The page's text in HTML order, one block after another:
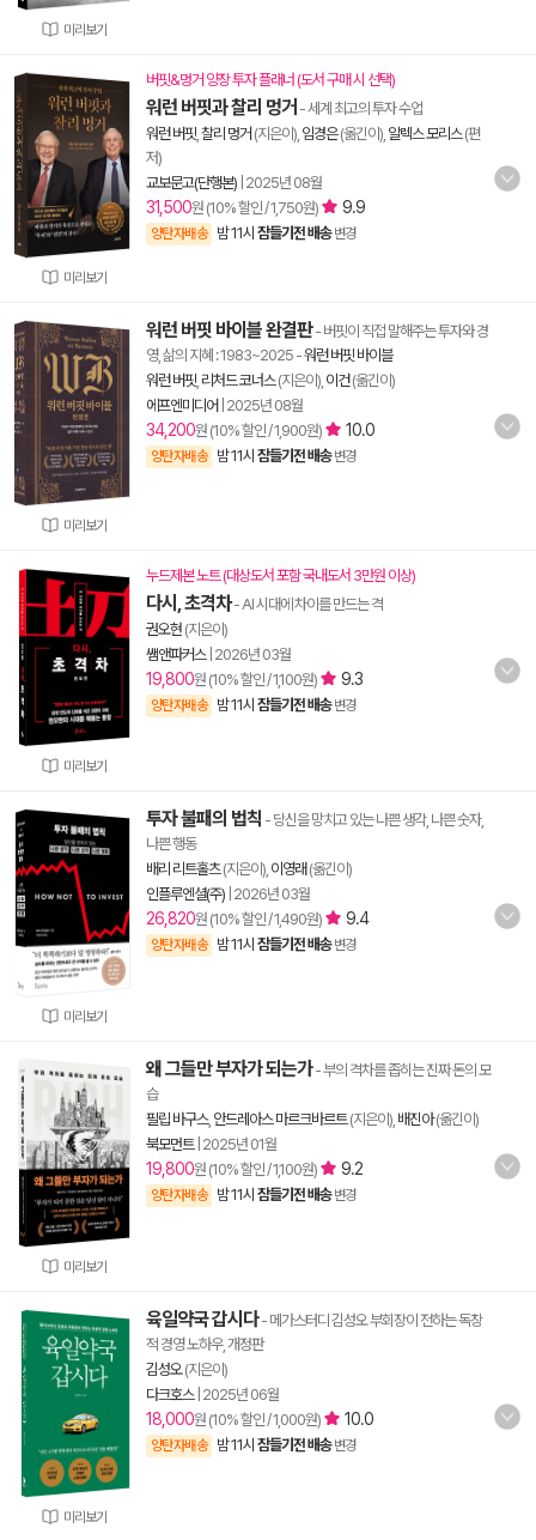
미리보기
미리보기
버핏&멍거 양장 투자 플래너 (도서 구매 시 선택)
워런 버핏과 찰리 멍거 - 세계 최고의 투자 수업
워런 버핏 찰리 멍거 (지은이), 임경은(옮긴이), 알렉스 모리스(편
저)
교보문고(단행본) 2025년 08월
31,500원 (10% 할인 / 1,750원) 9.9
양탄자배송 밤 11시 잠들기전 배송 변경
미리보기
워런 버핏 바이블 완결판- 버핏이 직접 말해주는 투자와 경
영, 삶의 지혜 : 1983~2025 -워런 버핏 바이블
워런 버핏 리처드 코너스(지은이), 이건(옮긴이)
에프엔미디어 2025년 08월
34,200원 (10% 할인 / 1,900원) 10.0
양탄자배송 밤 11시 잠들기전 배송 변경
미리보기
누드제본 노트 (대상도서 포함 국내도서 3만원 이상)
다시, 초격차- AI 시대에 차이를 만드는 격
권오현 (지은이)
쌤앤파커스| 2026년 03월
19,800원 (10% 할인 / 1,100원) 9.3
양탄자배송 밤 11시 잠들기전 배송 변경
미리보기
투자 불패의 법칙 - 당신을 망치고 있는 나쁜 생각, 나쁜 숫자,
나쁜 행동
배리 리트홀츠(지은이), 이영래 (옮긴이)
인플루엔셜(주) 2026년 03월
26,820원 (10% 할인 / 1,490원) 9.4
양탄자배송 밤 11시 잠들기전 배송 변경
미리보기
왜 그들만 부자가 되는가- 부의 격차를 좁히는 진짜 돈의 모
습
필립 바구스, 안드레아스 마르크바르트(지은이), 배진아(옮긴이)
북모먼트| 2025년 01월
19,800원 (10% 할인 / 1,100원) 9.2
양탄자배송 밤 11시 잠들기전 배송 변경
미리보기
육일약국 갑시다- 메가스터디 김성오 부회장이 전하는 독창
적 경영 노하우, 개정판
김성오(지은이)
다크호스| 2025년 06월
18,000원 (10% 할인 / 1,000원) 10.0
양탄자배송 밤 11시 잠들기전 배송 변경